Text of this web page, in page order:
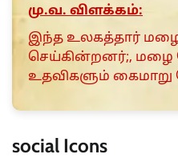
மு.வ. விளக்கம்:
இந்த உலகத்தார்
செய்கின்றனர்;,
உதவிகளும்
social Icons